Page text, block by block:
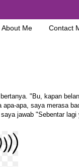
About Me Contact
"Bu, kapan
apa, saya merasa
jawab "Sebentar